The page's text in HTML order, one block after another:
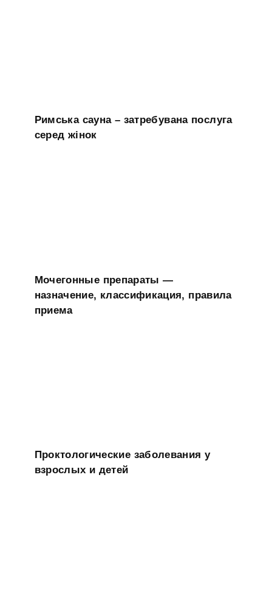
Римська сауна – затребувана послуга
серед жінок
Мочегонные препараты —
назначение, классификация, правила
приема
Проктологические заболевания у
взрослых и детей